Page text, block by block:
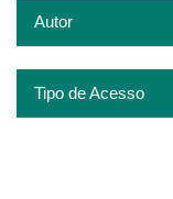
Autor
Tipo de Acesso